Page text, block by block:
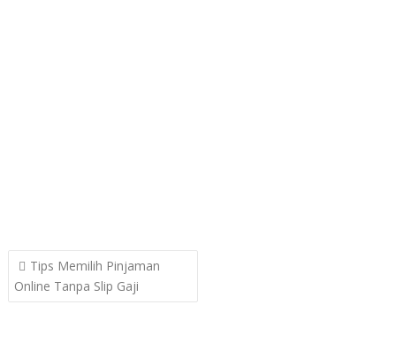
Post
navigation
Tips Memilih Pinjaman
Online Tanpa Slip Gaji